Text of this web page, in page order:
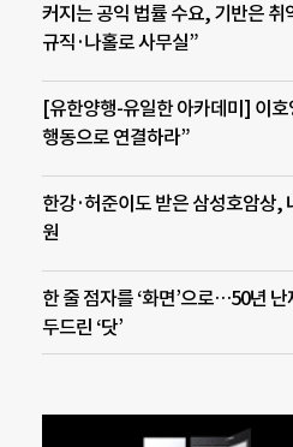
커지는 공익 법률 수요, 기반은
규직·나홀로 사무실”
[유한양행-유일한 아카데미] 이호
행동으로 연결하라”
한강·허준이도 받은 삼성호암상,
원
한 줄 점자를 ‘화면’으로…50년
두드린 ‘닷’